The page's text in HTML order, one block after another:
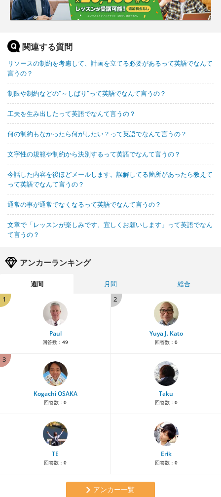
関連する質問
リソースの制約を考慮して、計画を立てる必要があるって英語でなんて
言うの？
制限や制約などの"～しばり"って英語でなんて言うの？
工夫を生み出したって英語でなんて言うの？
何の制約もなかったら何がしたい？って英語でなんて言うの？
文字性の規範や制約から決別するって英語でなんて言うの？
今話した内容を後ほどメールします。誤解してる箇所があったら教えて
って英語でなんて言うの？
通常の事が通常でなくなるって英語でなんて言うの？
文章で「レッスンが楽しみです、宜しくお願いします」って英語でなん
て言うの？
アンカーランキング
週間 月間
総合
1
Paul
回答数： 49
2
Yuya J. Kato
回答数： 0
3
Kogachi OSAKA
回答数： 0
Taku
回答数： 0
TE
回答数： 0
Erik
回答数： 0
アンカー一覧